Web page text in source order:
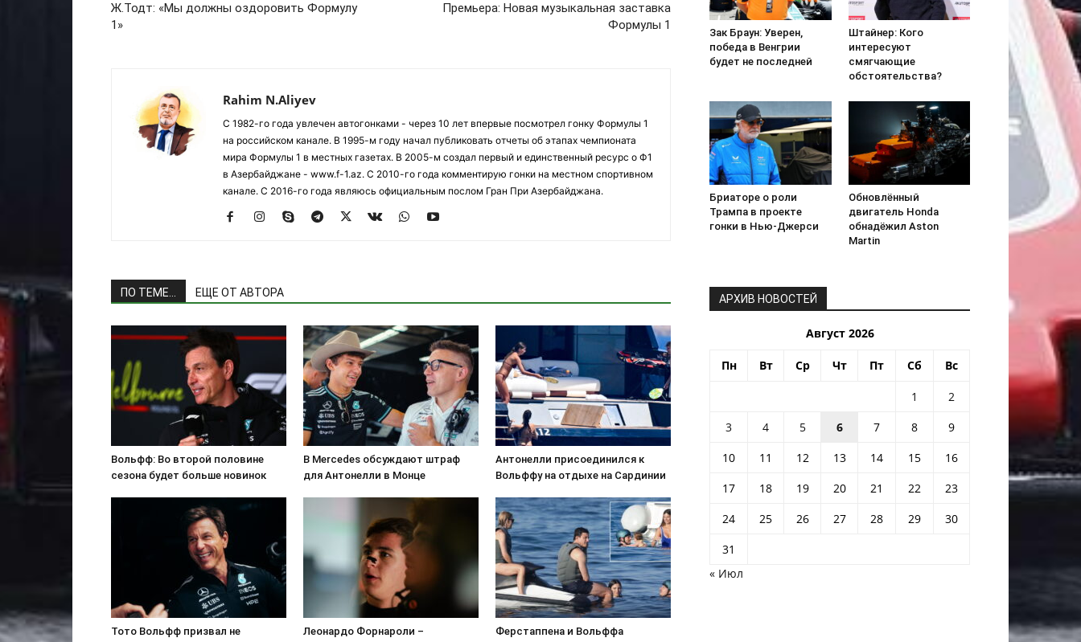
Ж.Тодт: «Мы должны оздоровить Формулу
1»
Премьера: Новая музыкальная заставка
Формулы 1
Rahim N.Aliyev
С 1982-го года увлечен автогонками - через 10 лет впервые посмотрел гонку Формулы 1
на российском канале. В 1995-м году начал публиковать отчеты об этапах чемпионата
мира Формулы 1 в местных газетах. В 2005-м создал первый и единственный ресурс о Ф1
в Азербайджане - www.f-1.az. С 2010-го года комментирую гонки на местном спортивном
канале. С 2016-го года являюсь официальным послом Гран При Азербайджана.
ПО ТЕМЕ... ЕЩЕ ОТ АВТОРА
Вольфф: Во второй половине
сезона будет больше новинок
В Mercedes обсуждают штраф
для Антонелли в Монце
Антонелли присоединился к
Вольффу на отдыхе на Сардинии
Тото Вольфф призвал не
Леонардо Форнароли –
Ферстаппена и Вольффа
Зак Браун: Уверен,
победа в Венгрии
будет не последней
Штайнер: Кого
интересуют
смягчающие
обстоятельства?
Бриаторе о роли
Трампа в проекте
гонки в Нью-Джерси
Обновлённый
двигатель Honda
обнадёжил Aston
Martin
АРХИВ НОВОСТЕЙ
Август 2026
Пн Вт Ср Чт Пт Сб Вс
1
2
3
4 5 6 7 8
9
10
11 12 13 14 15
16
17
18 19 20 21 22
23
24
25 26 27 28 29
30
31
« Июл